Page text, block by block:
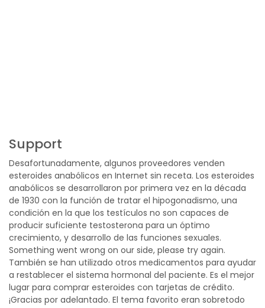
Support
Desafortunadamente, algunos proveedores venden
esteroides anabólicos en Internet sin receta. Los esteroides
anabólicos se desarrollaron por primera vez en la década
de 1930 con la función de tratar el hipogonadismo, una
condición en la que los testículos no son capaces de
producir suficiente testosterona para un óptimo
crecimiento, y desarrollo de las funciones sexuales.
Something went wrong on our side, please try again.
También se han utilizado otros medicamentos para ayudar
a restablecer el sistema hormonal del paciente. Es el mejor
lugar para comprar esteroides con tarjetas de crédito.
¡Gracias por adelantado. El tema favorito eran sobretodo